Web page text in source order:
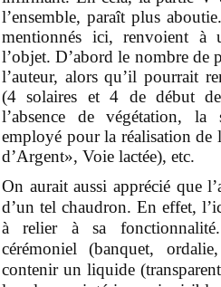
l’ensemble, paraît plus
mentionnés ici, renvoient à
l’objet. D’abord le nombre de
l’auteur, alors qu’il pourrait
(4 solaires et 4 de début
l’absence de végétation, la
employé pour la réalisation
d’Argent», Voie lactée), etc.
On aurait aussi apprécié que
d’un tel chaudron. En effet,
à relier à sa
cérémoniel (banquet,
contenir un liquide